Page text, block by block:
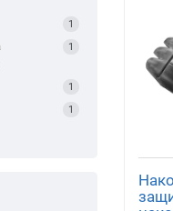
1
1
1
1